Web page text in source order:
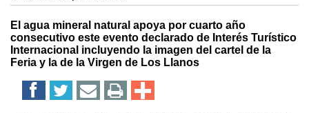
El agua mineral natural apoya por cuarto año
consecutivo este evento declarado de Interés Turístico
Internacional incluyendo la imagen del cartel de la
Feria y la de la Virgen de Los Llanos